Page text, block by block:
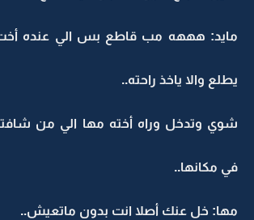
مايد: هههه مب قاطع بس الي عنده
يطلع والا ياخذ راحته..
شوي وتدخل وراه أخته مها الي من
في مكانها..
مها: خل عنك أصلا انت بدون ماتعيش..